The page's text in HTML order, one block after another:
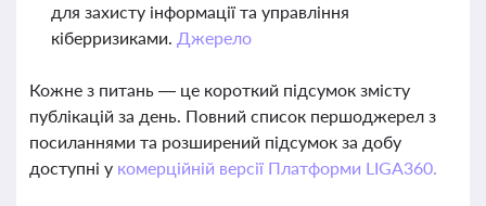
для захисту інформації та управління
кіберризиками. Джерело
Кожне з питань — це короткий підсумок змісту
публікацій за день. Повний список першоджерел з
посиланнями та розширений підсумок за добу
доступні у комерційній версії Платформи LIGA360.